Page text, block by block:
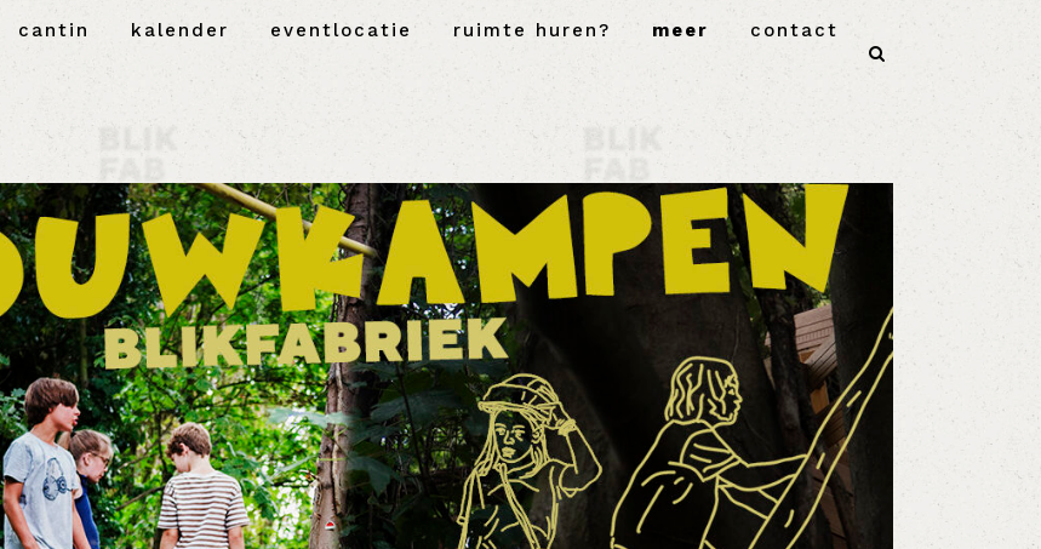
cantin kalender eventlocatie ruimte huren? meer contact